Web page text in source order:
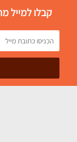
קבלו למייל